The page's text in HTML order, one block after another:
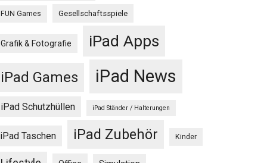
FUN Games Gesellschaftsspiele
Grafik & Fotografie iPad Apps
iPad Games iPad News
iPad Schutzhüllen iPad Ständer / Halterungen
iPad Taschen iPad Zubehör Kinder